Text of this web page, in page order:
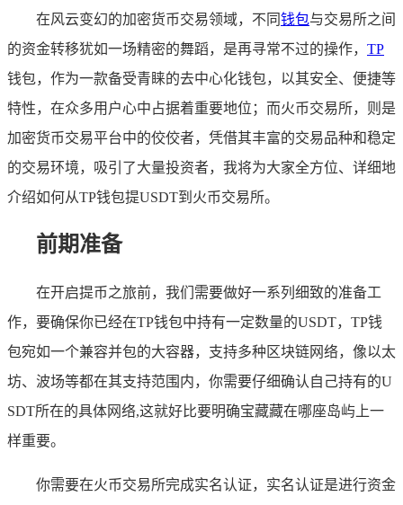
在风云变幻的加密货币交易领域，不同钱包与交易所之间
的资金转移犹如一场精密的舞蹈，是再寻常不过的操作， TP
钱包，作为一款备受青睐的去中心化钱包，以其安全、便捷等
特性，在众多用户心中占据着重要地位；而火币交易所，则是
加密货币交易平台中的佼佼者，凭借其丰富的交易品种和稳定
的交易环境，吸引了大量投资者，我将为大家全方位、详细地
介绍如何从TP钱包提USDT到火币交易所。
前期准备
在开启提币之旅前，我们需要做好一系列细致的准备工
作，要确保你已经在TP钱包中持有一定数量的USDT，TP钱
包宛如一个兼容并包的大容器，支持多种区块链网络，像以太
坊、波场等都在其支持范围内，你需要仔细确认自己持有的U
SDT所在的具体网络,这就好比要明确宝藏藏在哪座岛屿上一
样重要。
你需要在火币交易所完成实名认证，实名认证是进行资金